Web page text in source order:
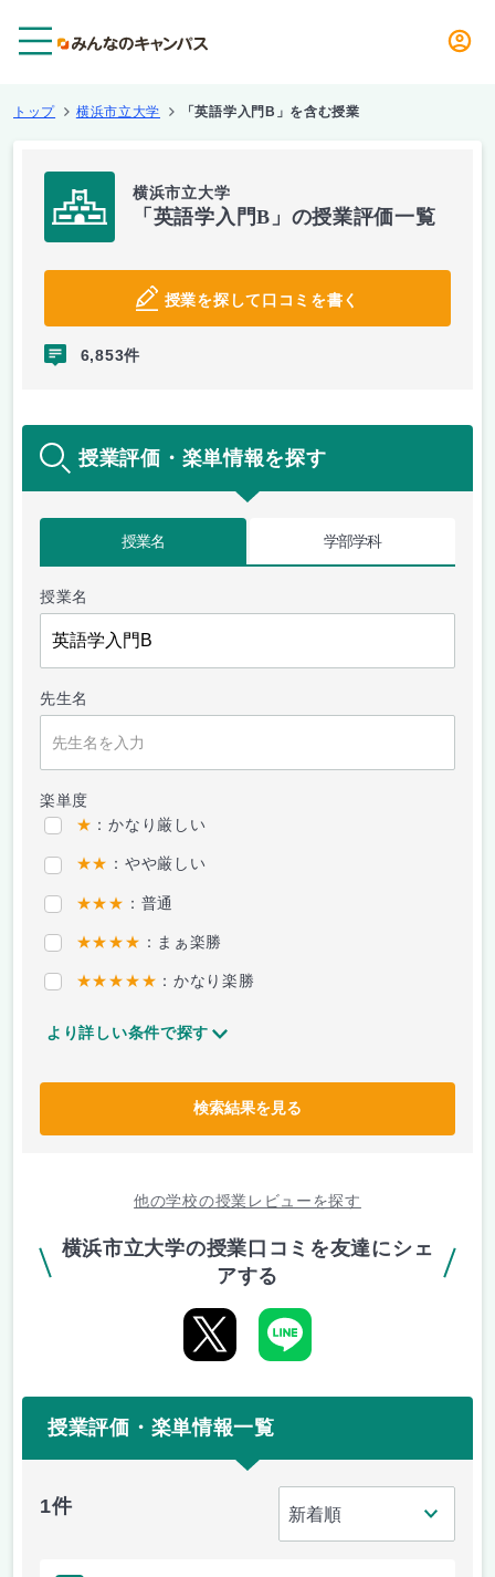
トップ 横浜市立大学 「英語学入門B」を含む授業
横浜市立大学
「英語学入門B」の授業評価一覧
授業を探して口コミを書く
6,853件
授業評価・楽単情報を探す
授業名 学部学科
授業名
先生名
楽単度
★ ：かなり厳しい
★★ ：やや厳しい
★★★ ：普通
★★★★ ：まぁ楽勝
★★★★★ ：かなり楽勝
より詳しい条件で探す
検索結果を見る
他の学校の授業レビューを探す
横浜市立大学の授業口コミを友達にシェ
アする
授業評価・楽単情報一覧
1件